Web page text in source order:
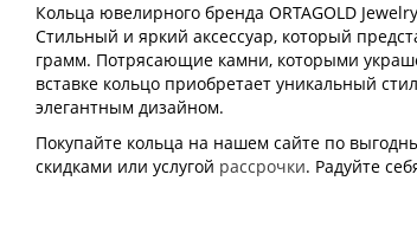
Кольца ювелирного бренда ORTAGOLD
Стильный и яркий аксессуар, который
грамм. Потрясающие камни, которыми
вставке кольцо приобретает уникальный
элегантным дизайном.
Покупайте кольца на нашем сайте по
скидками или услугой рассрочки. Радуйте